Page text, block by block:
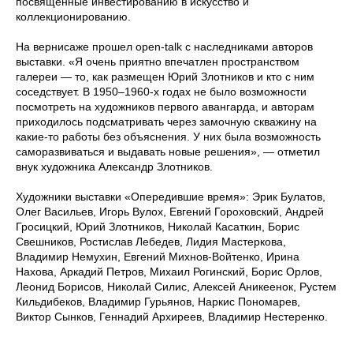
коллекционированию.
На вернисаже прошел open-talk с наследниками авторов
выставки. «Я очень приятно впечатлен пространством
галереи — то, как размещен Юрий Злотников и кто с ним
соседствует. В 1950–1960-х годах не было возможности
посмотреть на художников первого авангарда, и авторам
приходилось подсматривать через замочную скважину на
какие-то работы без объяснения. У них была возможность
саморазвиваться и выдавать новые решения», — отметил
внук художника Александр Злотников.
Художники выставки «Опередившие время»: Эрик Булатов,
Олег Васильев, Игорь Вулох, Евгений Гороховский, Андрей
Гросицкий, Юрий Злотников, Николай Касаткин, Борис
Свешников, Ростислав Лебедев, Лидия Мастеркова,
Владимир Немухин, Евгений Михнов-Войтенко, Ирина
Нахова, Аркадий Петров, Михаил Рогинский, Борис Орлов,
Леонид Борисов, Николай Силис, Алексей Аникеенок, Рустем
Кильдибеков, Владимир Гурьянов, Наркис Пономарев,
Виктор Сынков, Геннадий Архиреев, Владимир Нестеренко.